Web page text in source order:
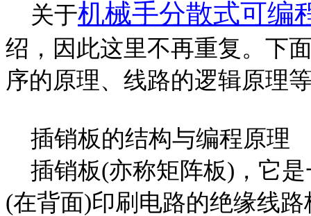
关于机械手分散式可编
绍，因此这里不再重复。下
序的原理、线路的逻辑原理
插销板的结构与编程原理
插销板(亦称矩阵板) ，它
(在背面)印刷电路的绝缘线